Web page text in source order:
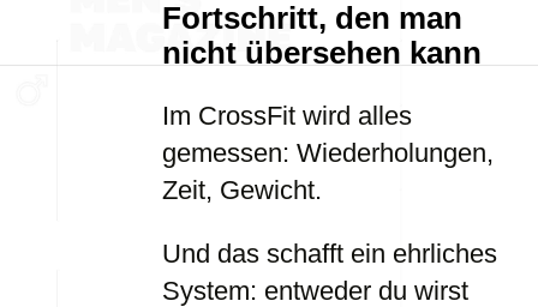
Fortschritt, den man
nicht übersehen kann
Im CrossFit wird alles
gemessen: Wiederholungen,
Zeit, Gewicht.
Und das schafft ein ehrliches
System: entweder du wirst